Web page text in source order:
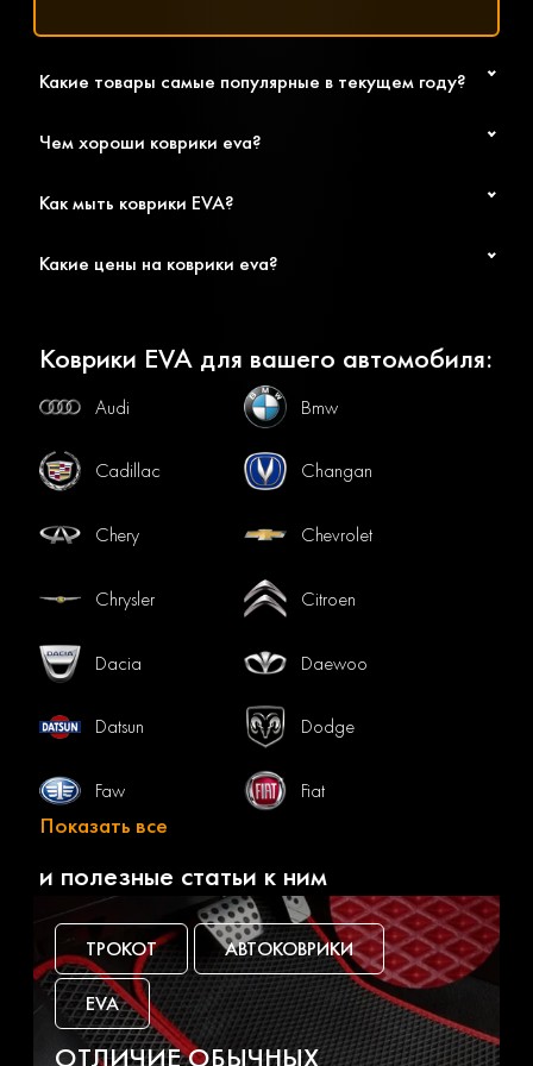
Какие товары самые популярные в текущем году?
Чем хороши коврики eva?
Как мыть коврики EVA?
Какие цены на коврики eva?
Коврики EVA для вашего автомобиля:
Audi Bmw
Cadillac Changan
Chery Chevrolet
Chrysler Citroen
Dacia Daewoo
Datsun Dodge
Faw Fiat
Geely Genesis
Great wall Haval
Honda Hummer
Показать все
и полезные статьи к ним
ТРОКОТ АВТОКОВРИКИ
EVA
ОТЛИЧИЕ ОБЫЧНЫХ